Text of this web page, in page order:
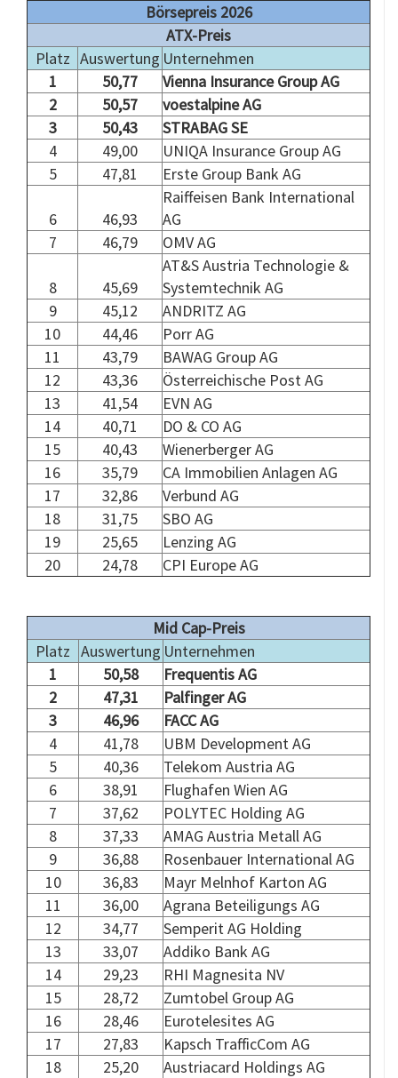
Börsepreis 2026
ATX-Preis
Platz Auswertung Unternehmen
1
50,77
Vienna Insurance Group AG
2
50,57
voestalpine AG
3
50,43
STRABAG SE
4
49,00
UNIQA Insurance Group AG
5
47,81 Erste Group Bank AG
6 46,93
Raiffeisen Bank International
AG
7
46,79 OMV AG
8 45,69
AT&S Austria Technologie &
Systemtechnik AG
9
45,12
ANDRITZ AG
10
44,46
Porr AG
11
43,79
BAWAG Group AG
12
43,36
Österreichische Post AG
13
41,54
EVN AG
14
40,71
DO & CO AG
15
40,43
Wienerberger AG
16
35,79
CA Immobilien Anlagen AG
17
32,86
Verbund AG
18
31,75
SBO AG
19
25,65
Lenzing AG
20
24,78 CPI Europe AG
Mid Cap-Preis
Platz Auswertung Unternehmen
1
50,58
Frequentis AG
2
47,31
Palfinger AG
3
46,96
FACC AG
4
41,78
UBM Development AG
5
40,36
Telekom Austria AG
6
38,91
Flughafen Wien AG
7
37,62
POLYTEC Holding AG
8
37,33
AMAG Austria Metall AG
9
36,88
Rosenbauer International AG
10
36,83
Mayr Melnhof Karton AG
11
36,00
Agrana Beteiligungs AG
12
34,77
Semperit AG Holding
13
33,07
Addiko Bank AG
14
29,23
RHI Magnesita NV
15
28,72
Zumtobel Group AG
16
28,46
Eurotelesites AG
17
27,83
Kapsch TrafficCom AG
18
25,20
Austriacard Holdings AG